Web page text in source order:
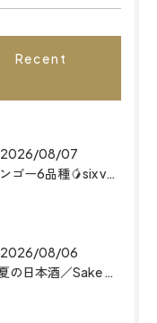
Recent
2026/08/07
マンゴー6品種🥭six varieties of mango...
2026/08/06
✨夏の日本酒／Sake Menu